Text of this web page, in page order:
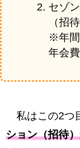
セゾ
（招
※年間
年会
私はこの2つ
ション（招待